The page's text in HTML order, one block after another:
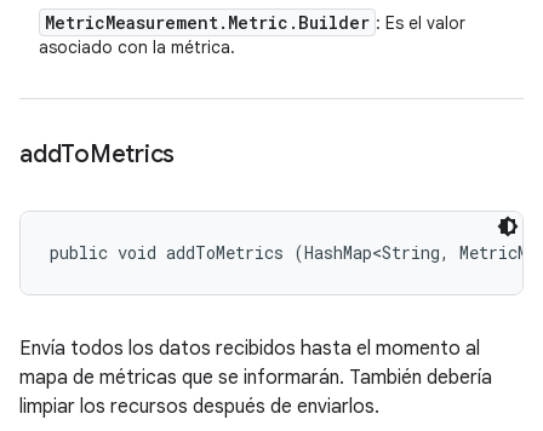
MetricMeasurement. Metric . Builder : Es el valor
asociado con la métrica.
addToMetrics
public void addToMetrics (HashMap<String,
Envía todos los datos recibidos hasta el momento al
mapa de métricas que se informarán. También debería
limpiar los recursos después de enviarlos.